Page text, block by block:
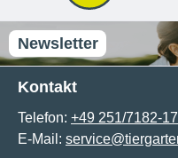
Newsletter
Kontakt
Telefon: +49 251/7182-
E-Mail: